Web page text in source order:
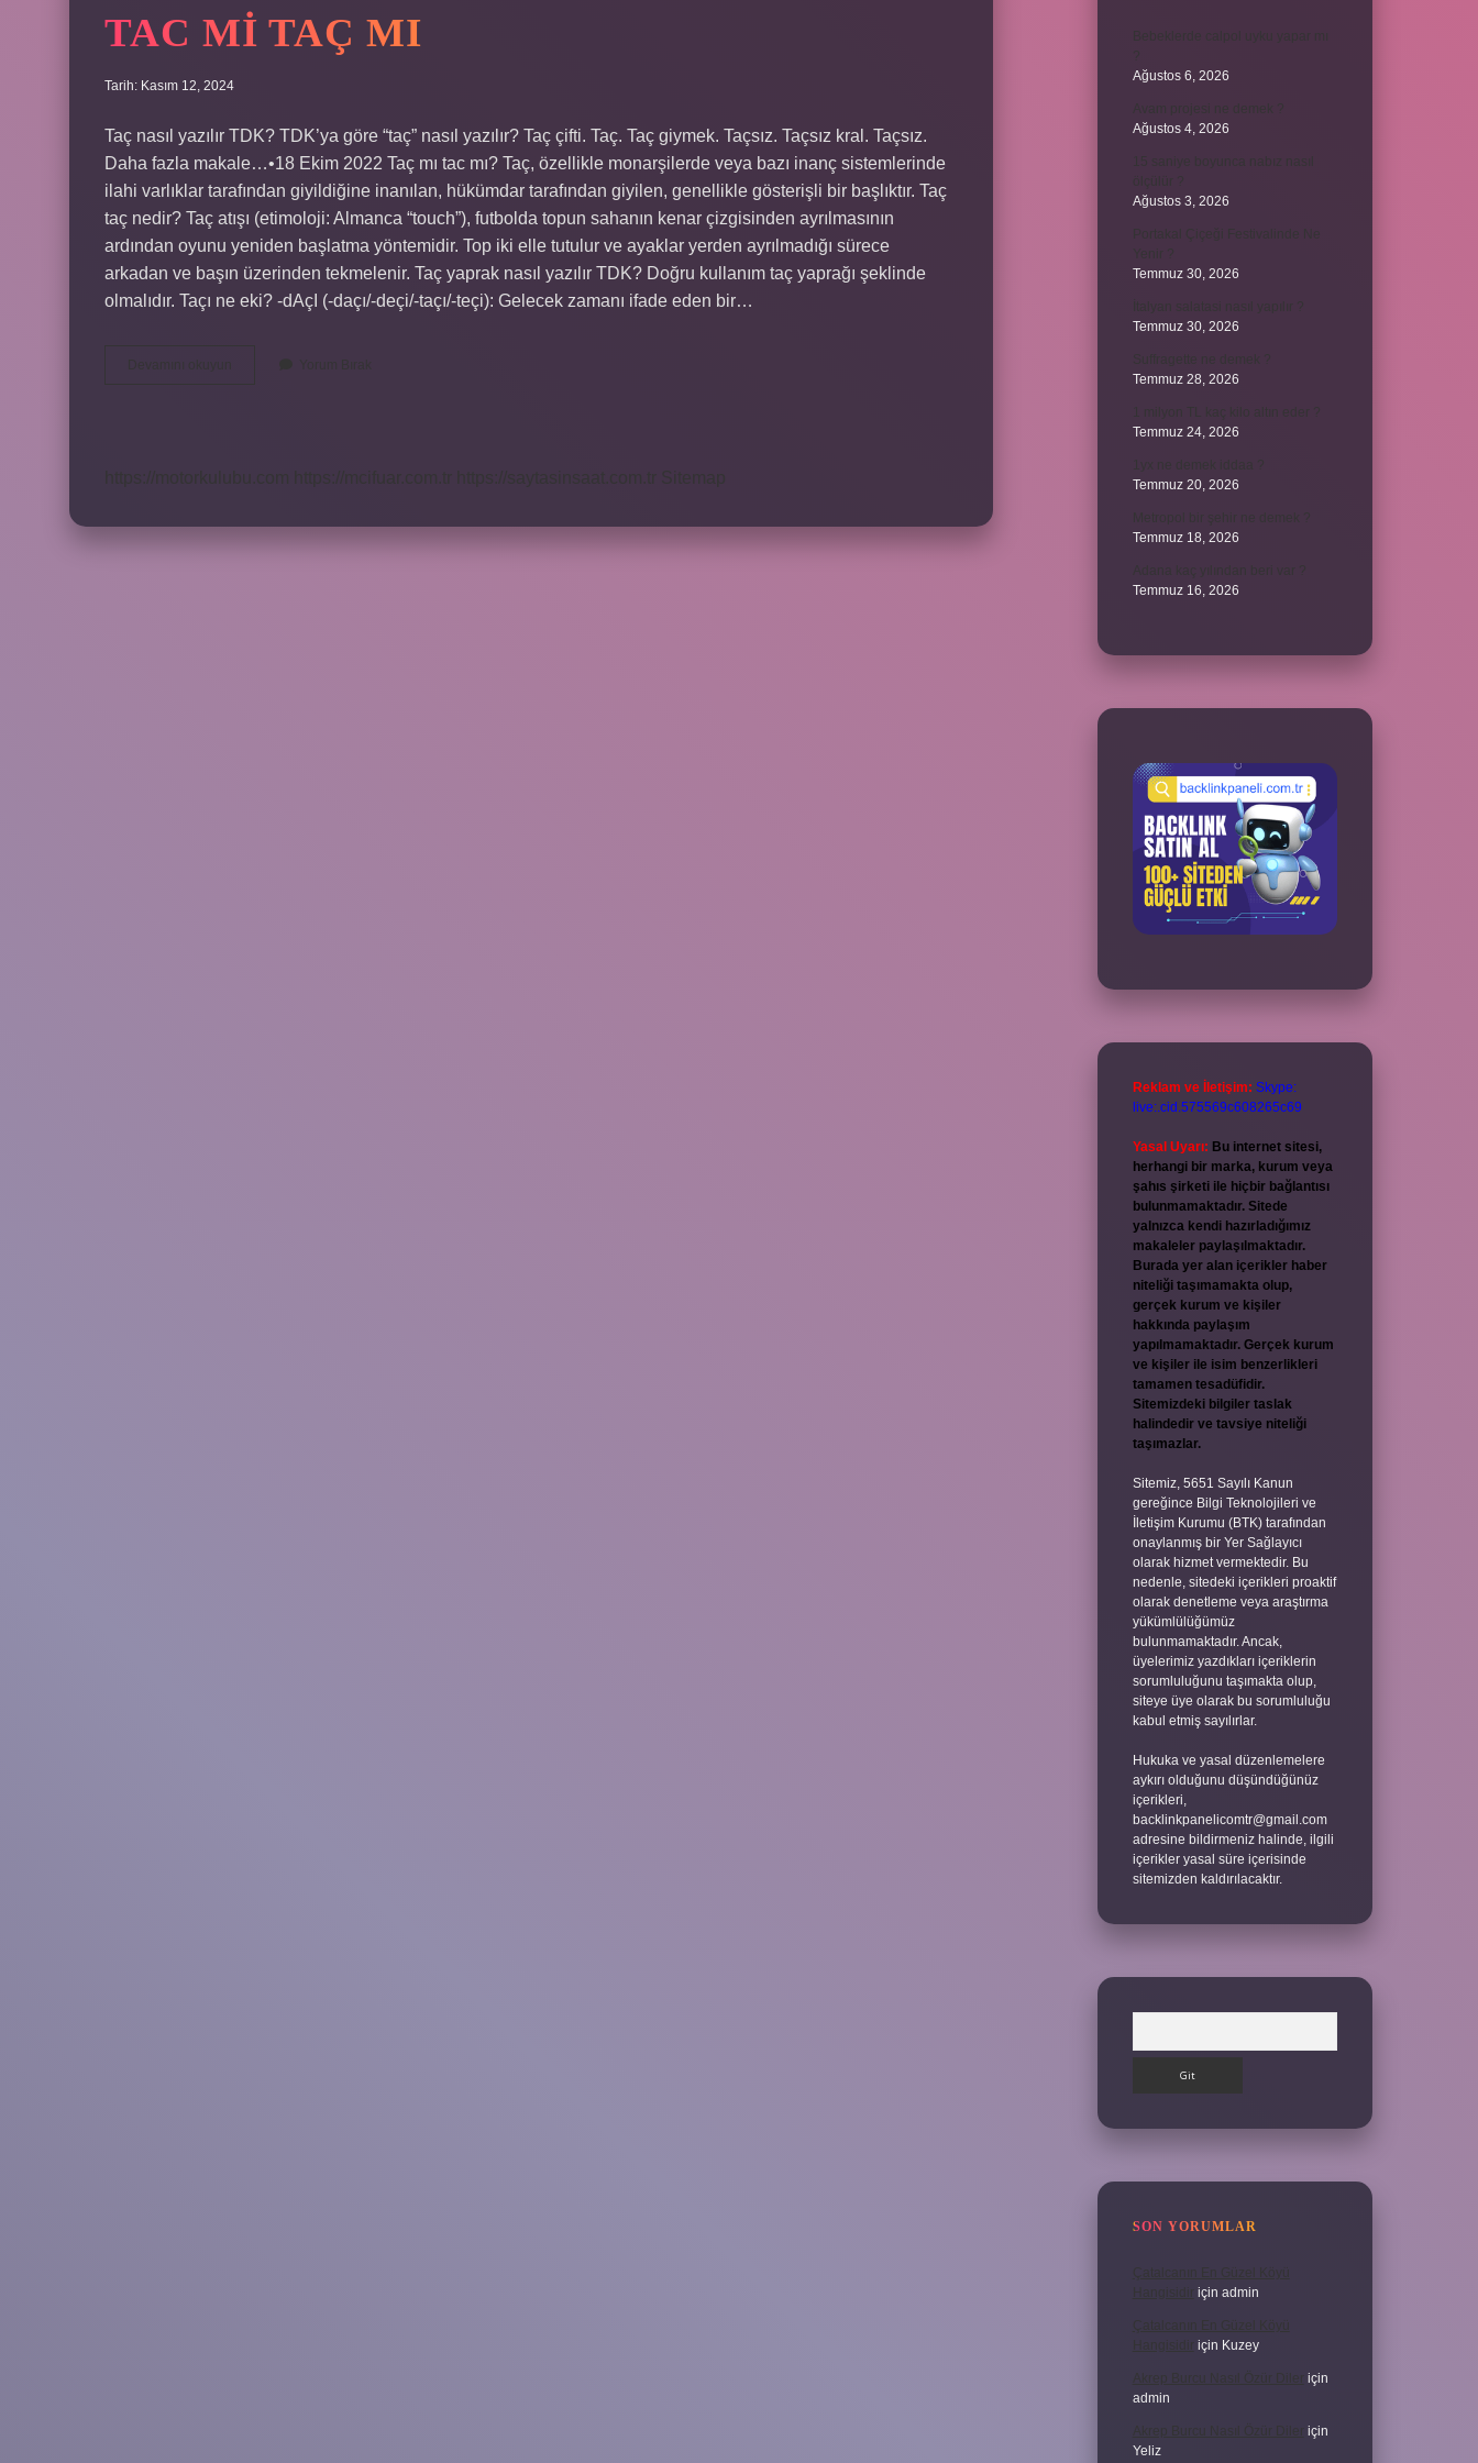
TAC MI TAÇ MI
Tarih: Kasım 12, 2024
Taç nasıl yazılır TDK? TDK’ya göre “taç” nasıl yazılır? Taç çifti. Taç. Taç giymek. Taçsız. Taçsız kral. Taçsız.
Daha fazla makale…•18 Ekim 2022 Taç mı tac mı? Taç, özellikle monarşilerde veya bazı inanç sistemlerinde
ilahi varlıklar tarafından giyildiğine inanılan, hükümdar tarafından giyilen, genellikle gösterişli bir başlıktır. Taç
taç nedir? Taç atışı (etimoloji: Almanca “touch”), futbolda topun sahanın kenar çizgisinden ayrılmasının
ardından oyunu yeniden başlatma yöntemidir. Top iki elle tutulur ve ayaklar yerden ayrılmadığı sürece
arkadan ve başın üzerinden tekmelenir. Taç yaprak nasıl yazılır TDK? Doğru kullanım taç yaprağı şeklinde
olmalıdır. Taçı ne eki? -dAçI (-daçı/-deçi/-taçı/-teçi): Gelecek zamanı ifade eden bir…
Ağustos 6, 2026
Ağustos 4, 2026
Ağustos 3, 2026
Temmuz 30, 2026
Temmuz 30, 2026
Temmuz 28, 2026
Temmuz 24, 2026
Temmuz 20, 2026
Temmuz 18, 2026
Temmuz 16, 2026
Reklam ve İletişim: Skype:
live:.cid.575569c608265c69
Yasal Uyarı: Bu internet sitesi,
herhangi bir marka, kurum veya
şahıs şirketi ile hiçbir bağlantısı
bulunmamaktadır. Sitede
yalnızca kendi hazırladığımız
makaleler paylaşılmaktadır.
Burada yer alan içerikler haber
niteliği taşımamakta olup,
gerçek kurum ve kişiler
hakkında paylaşım
yapılmamaktadır. Gerçek kurum
ve kişiler ile isim benzerlikleri
tamamen tesadüfidir.
Sitemizdeki bilgiler taslak
halindedir ve tavsiye niteliği
taşımazlar.
Sitemiz, 5651 Sayılı Kanun
gereğince Bilgi Teknolojileri ve
İletişim Kurumu (BTK) tarafından
onaylanmış bir Yer Sağlayıcı
olarak hizmet vermektedir. Bu
nedenle, sitedeki içerikleri proaktif
olarak denetleme veya araştırma
yükümlülüğümüz
bulunmamaktadır. Ancak,
üyelerimiz yazdıkları içeriklerin
sorumluluğunu taşımakta olup,
siteye üye olarak bu sorumluluğu
kabul etmiş sayılırlar.
Hukuka ve yasal düzenlemelere
aykırı olduğunu düşündüğünüz
içerikleri,
backlinkpanelicomtr@gmail.com
adresine bildirmeniz halinde, ilgili
içerikler yasal süre içerisinde
sitemizden kaldırılacaktır.
SON YORUMLAR
Çatalcanın En Güzel Köyü
Hangisidir için admin
Çatalcanın En Güzel Köyü
Hangisidir için Kuzey
Akrep Burcu Nasıl Özür Diler için
admin
Akrep Burcu Nasıl Özür Diler için
Yeliz